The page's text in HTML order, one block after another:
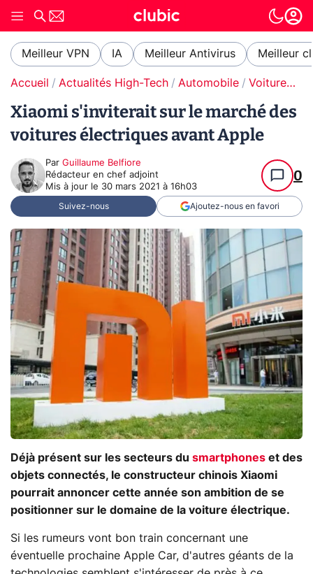
Meilleur VPN IA Meilleur Antivirus Meilleur
Accueil Actualités High-Tech Automobile Voitures électriques
Xiaomi s'inviterait sur le marché des
voitures électriques avant Apple
Par Guillaume Belfiore
Rédacteur en chef adjoint
Mis à jour le 30 mars 2021 à 16h03
0
Suivez-nous Ajoutez-nous en favori
Déjà présent sur les secteurs du smartphones et des
objets connectés, le constructeur chinois Xiaomi
pourrait annoncer cette année son ambition de se
positionner sur le domaine de la voiture électrique.
Si les rumeurs vont bon train concernant une
éventuelle prochaine Apple Car, d'autres géants de la